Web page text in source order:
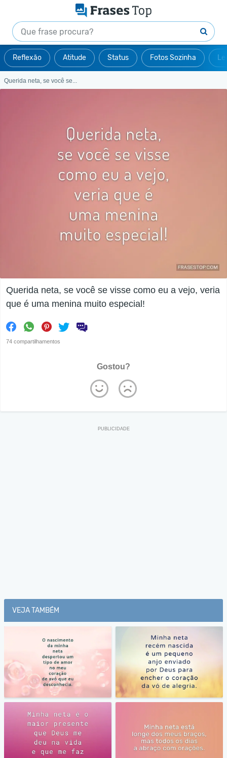
Reflexão Atitude Status Fotos Sozinha
Querida neta, se você se...
Querida neta, se você se visse como eu a vejo, veria
que é uma menina muito especial!
74 compartilhamentos
Gostou?
VEJA TAMBÉM